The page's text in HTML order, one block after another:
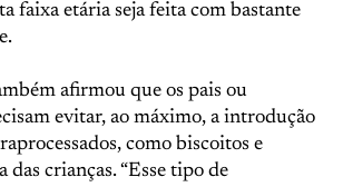
faixa etária seja feita com bastante
afirmou que os pais ou
evitar, ao máximo, a introdução
como biscoitos e
das crianças. “Esse tipo de